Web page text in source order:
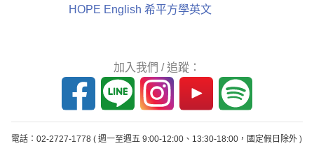
HOPE English 希平方學英文
加入我們 / 追蹤：
電話：02-2727-1778 ( 週一至週五 9:00-12:00、13:30-18:00，國定假日除外 )